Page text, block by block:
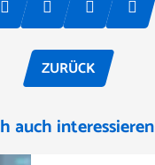
ZURÜCK
auch interessieren